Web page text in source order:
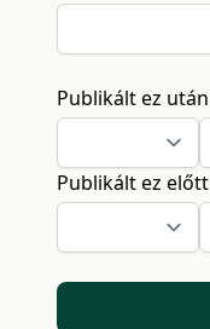
Publikált ez után
Publikált ez előtt